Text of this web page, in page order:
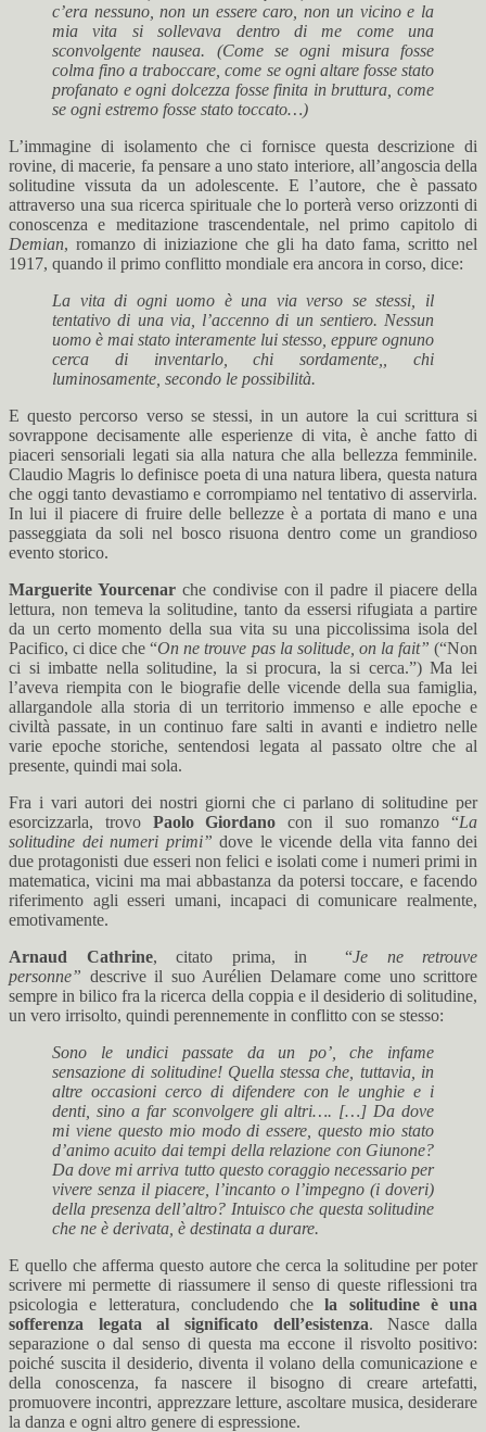
c’era nessuno, non un essere caro, non un vicino e la
mia vita si sollevava dentro di me come una
sconvolgente nausea. (Come se ogni misura fosse
colma fino a traboccare, come se ogni altare fosse stato
profanato e ogni dolcezza fosse finita in bruttura, come
se ogni estremo fosse stato toccato…)
L’immagine di isolamento che ci fornisce questa descrizione di
rovine, di macerie, fa pensare a uno stato interiore, all’angoscia della
solitudine vissuta da un adolescente. E l’autore, che è passato
attraverso una sua ricerca spirituale che lo porterà verso orizzonti di
conoscenza e meditazione trascendentale, nel primo capitolo di
Demian, romanzo di iniziazione che gli ha dato fama, scritto nel
1917, quando il primo conflitto mondiale era ancora in corso, dice:
La vita di ogni uomo è una via verso se stessi, il
tentativo di una via, l’accenno di un sentiero. Nessun
uomo è mai stato interamente lui stesso, eppure ognuno
cerca di inventarlo, chi sordamente,, chi
luminosamente, secondo le possibilità.
E questo percorso verso se stessi, in un autore la cui scrittura si
sovrappone decisamente alle esperienze di vita, è anche fatto di
piaceri sensoriali legati sia alla natura che alla bellezza femminile.
Claudio Magris lo definisce poeta di una natura libera, questa natura
che oggi tanto devastiamo e corrompiamo nel tentativo di asservirla.
In lui il piacere di fruire delle bellezze è a portata di mano e una
passeggiata da soli nel bosco risuona dentro come un grandioso
evento storico.
Marguerite Yourcenarche condivise con il padre il piacere della
lettura, non temeva la solitudine, tanto da essersi rifugiata a partire
da un certo momento della sua vita su una piccolissima isola del
Pacifico, ci dice che “On ne trouve pas la solitude, on la fait” (“Non
ci si imbatte nella solitudine, la si procura, la si cerca.”) Ma lei
l’aveva riempita con le biografie delle vicende della sua famiglia,
allargandole alla storia di un territorio immenso e alle epoche e
civiltà passate, in un continuo fare salti in avanti e indietro nelle
varie epoche storiche, sentendosi legata al passato oltre che al
presente, quindi mai sola.
Fra i vari autori dei nostri giorni che ci parlano di solitudine per
esorcizzarla, trovo Paolo Giordano con il suo romanzo “La
solitudine dei numeri primi” dove le vicende della vita fanno dei
due protagonisti due esseri non felici e isolati come i numeri primi in
matematica, vicini ma mai abbastanza da potersi toccare, e facendo
riferimento agli esseri umani, incapaci di comunicare realmente,
emotivamente.
Arnaud Cathrine, citato prima, in “Je ne retrouve
personne” descrive il suo Aurélien Delamare come uno scrittore
sempre in bilico fra la ricerca della coppia e il desiderio di solitudine,
un vero irrisolto, quindi perennemente in conflitto con se stesso:
Sono le undici passate da un po’, che infame
sensazione di solitudine! Quella stessa che, tuttavia, in
altre occasioni cerco di difendere con le unghie e i
denti, sino a far sconvolgere gli altri…. […] Da dove
mi viene questo mio modo di essere, questo mio stato
d’animo acuito dai tempi della relazione con Giunone?
Da dove mi arriva tutto questo coraggio necessario per
vivere senza il piacere, l’incanto o l’impegno (i doveri)
della presenza dell’altro? Intuisco che questa solitudine
che ne è derivata, è destinata a durare.
E quello che afferma questo autore che cerca la solitudine per poter
scrivere mi permette di riassumere il senso di queste riflessioni tra
psicologia e letteratura, concludendo chela solitudine è una
sofferenza legata al significato dell’esistenza. Nasce dalla
separazione o dal senso di questa ma eccone il risvolto positivo:
poiché suscita il desiderio, diventa il volano della comunicazione e
della conoscenza, fa nascere il bisogno di creare artefatti,
promuovere incontri, apprezzare letture, ascoltare musica, desiderare
la danza e ogni altro genere di espressione.